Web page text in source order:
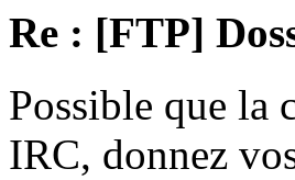
Re : [FTP]
Possible que la
IRC, donnez